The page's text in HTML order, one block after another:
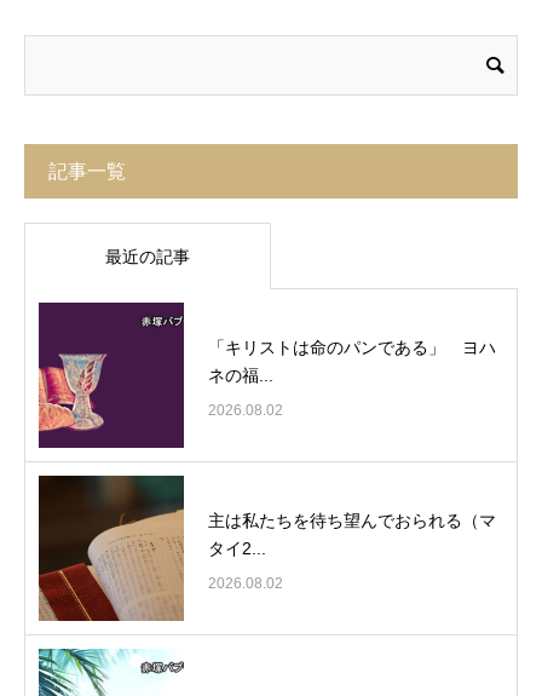
記事一覧
最近の記事
「キリストは命のパンである」 ヨハ
ネの福...
2026.08.02
主は私たちを待ち望んでおられる（マ
タイ2...
2026.08.02